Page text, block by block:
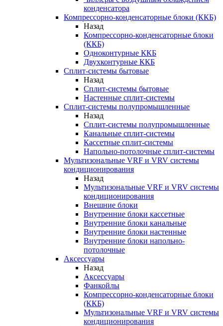
конденсатора
Компрессорно-конденсаторные блоки (ККБ)
Назад
Компрессорно-конденсаторные блоки
(ККБ)
Одноконтурные ККБ
Двухконтурные ККБ
Сплит-системы бытовые
Назад
Сплит-системы бытовые
Настенные сплит-системы
Сплит-системы полупромышленные
Назад
Сплит-системы полупромышленные
Канальные сплит-системы
Кассетные сплит-системы
Напольно-потолочные сплит-системы
Мультизональные VRF и VRV системы
кондиционирования
Назад
Мультизональные VRF и VRV системы
кондиционирования
Внешние блоки
Внутренние блоки кассетные
Внутренние блоки канальные
Внутренние блоки настенные
Внутренние блоки напольно-
потолочные
Аксессуары
Назад
Аксессуары
Фанкойлы
Компрессорно-конденсаторные блоки
(ККБ)
Мультизональные VRF и VRV системы
кондиционирования